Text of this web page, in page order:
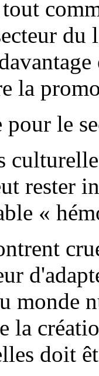
du
la
le
rester
«
monde
la
doit